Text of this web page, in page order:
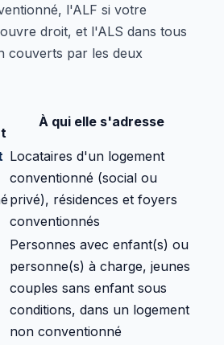
l'ALF si votre
droit, et l'ALS dans tous
couverts par les deux
À qui elle s'adresse
Locataires d'un logement
conventionné (social ou
privé), résidences et foyers
conventionnés
Personnes avec enfant(s) ou
personne(s) à charge, jeunes
couples sans enfant sous
conditions, dans un logement
non conventionné